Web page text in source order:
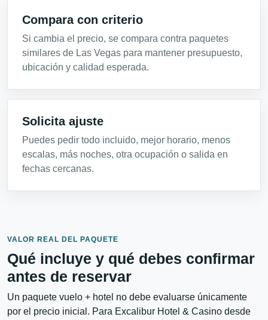
Compara con criterio
Si cambia el precio, se compara contra paquetes
similares de Las Vegas para mantener presupuesto,
ubicación y calidad esperada.
Solicita ajuste
Puedes pedir todo incluido, mejor horario, menos
escalas, más noches, otra ocupación o salida en
fechas cercanas.
VALOR REAL DEL PAQUETE
Qué incluye y qué debes confirmar
antes de reservar
Un paquete vuelo + hotel no debe evaluarse únicamente
por el precio inicial. Para Excalibur Hotel & Casino desde